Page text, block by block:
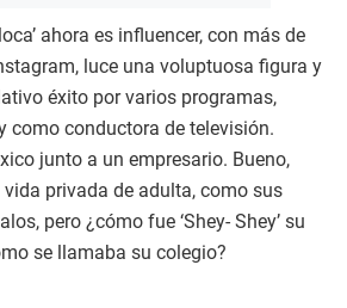
ahora es influencer, con más de
luce una voluptuosa figura y
éxito por varios programas,
como conductora de televisión.
junto a un empresario. Bueno,
privada de adulta, como sus
pero ¿cómo fue ‘Shey- Shey’ su
se llamaba su colegio?